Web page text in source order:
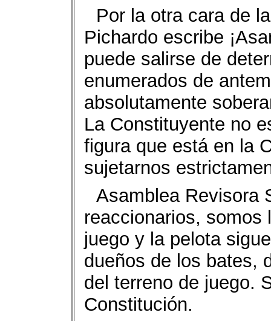
Por la otra cara de
Pichardo escribe
puede salirse de
enumerados de
absolutamente
La Constituyente no
figura que está en la
sujetarnos
Asamblea Revisora
reaccionarios, somos
juego y la pelota
dueños de los bates,
del terreno de juego.
Constitución.